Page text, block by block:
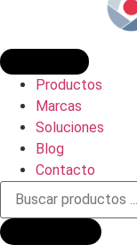
Productos
Marcas
Soluciones
Blog
Contacto
Búsqueda
productos